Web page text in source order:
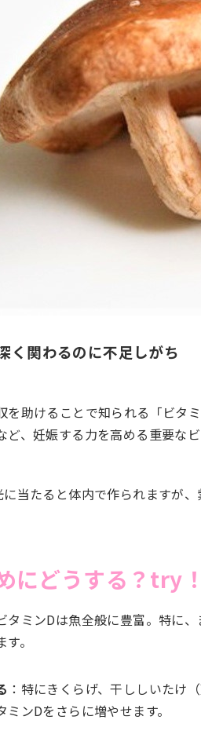
く関わるのに不足しがち
を助けることで知られる「ビタ
ど、妊娠する力を高める重要な
に当たると体内で作られますが
にどうする？try！
タミンDは魚全般に豊富。特に
。
：特にきくらげ、干ししいたけ
ンDをさらに増やせます。